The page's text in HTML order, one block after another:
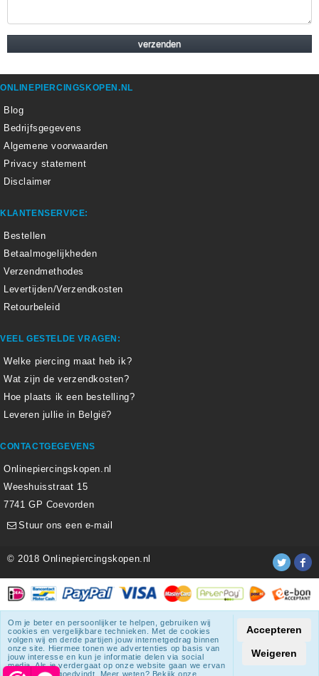
ONLINEPIERCINGSKOPEN.NL
Blog
Bedrijfsgegevens
Algemene voorwaarden
Privacy statement
Disclaimer
KLANTENSERVICE:
Bestellen
Betaalmogelijkheden
Verzendmethodes
Levertijden/Verzendkosten
Retourbeleid
VEEL GESTELDE VRAGEN:
Welke piercing maat heb ik?
Wat zijn de verzendkosten?
Hoe plaats ik een bestelling?
Leveren jullie in België?
CONTACTGEGEVENS
Onlinepiercingskopen.nl
Weeshuisstraat 15
7741 GP Coevorden
Stuur ons een e-mail
© 2018 Onlinepiercingskopen.nl
Alle weergegeven prijzen zijn inclusief 21% BTW.
Onlinepiercingskopen.nlkrijgt een beoordeling
1807beoordelingen.
Om je beter en persoonlijker te helpen, gebruiken wij
cookies en vergelijkbare technieken. Met de cookies
volgen wij en derde partijen jouw internetgedrag binnen
onze site. Hiermee tonen we advertenties op basis van
jouw interesse en kun je informatie delen via social
media. Als je verdergaat op onze website gaan we ervan
uit dat je dat goedvindt. Meer weten? Bekijk onze
Accepteren
Weigeren